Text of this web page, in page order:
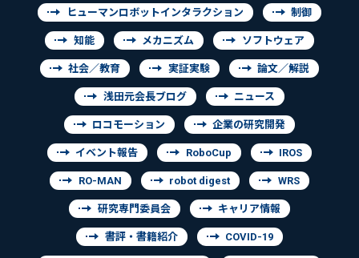
ヒューマンロボットインタラクション 制御
知能 メカニズム ソフトウェア
社会／教育 実証実験 論文／解説
浅田元会長ブログ ニュース
ロコモーション 企業の研究開発
イベント報告 RoboCup IROS
RO-MAN robot digest WRS
研究専門委員会 キャリア情報
書評・書籍紹介 COVID-19